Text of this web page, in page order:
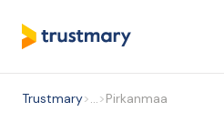
Trustmary>…>Pirkanmaa